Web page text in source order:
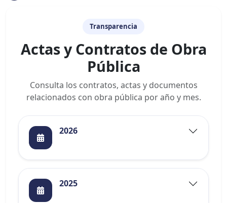
Transparencia
Actas y Contratos de Obra
Pública
Consulta los contratos, actas y documentos
relacionados con obra pública por año y mes.
2026
2025